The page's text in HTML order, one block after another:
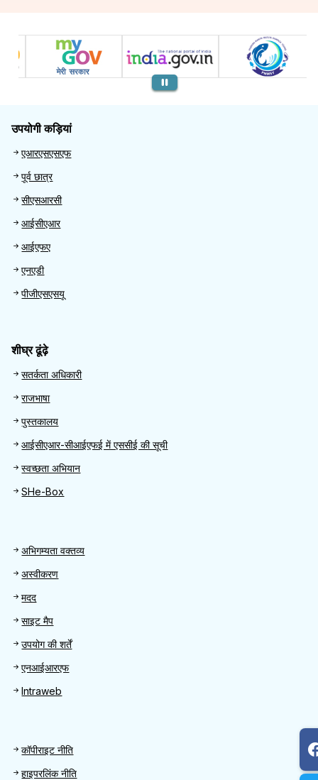
उपयोगी कड़ियां
Useful links
एआरएसएसएफ
पूर्व छात्र
सीएसआरसी
आईसीएआर
आईएफए
एनएडी
पीजीएसएसयू
शीघ्र ढूंढ़े
Quick Find
सतर्कता अधिकारी
राजभाषा
पुस्तकालय
आईसीएआर-सीआईएफई में एससीई की सूची
स्वच्छता अभियान
SHe-Box
Footer
अभिगम्यता वक्तव्य
अस्वीकरण
मदद
साइट मैप
उपयोग की शर्तें
एनआईआरएफ
Intraweb
Footer 2
कॉपीराइट नीति
हाइपरलिंक नीति